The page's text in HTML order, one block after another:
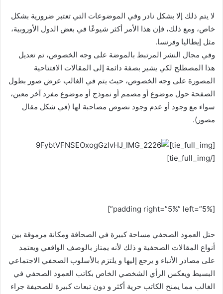
لا يتم ذلك إلا بشكل نادر وفي الموضوعات التي تعتبر ضرورية بشكل
خاص، ومع ذلك، فإن هذا الأمر أكثر شيوعًا في بعض الدول الأوروبية،
مثل إيطاليا وفرنسا.
وفي مجال النشر المرتبط بالموضة على وجه الخصوص، تم تعديل
هذا المصطلح لكي يشير بصفة دائمة إلى المقالات الافتتاحية
المصورة على وجه الخصوص، حيث يتم في الغالب عرض صور بطول
الصفحة حول موضوع أو مصمم أو نموذج أو موضوع مفرد آخر معين،
سواء مع وجود أو عدم وجود نصوص مصاحبة لها (في شكل مقال
مصور).
[tie_full_img]
[/tie_full_img]
[padding right=”5%” left=”5%”]
حتل العمود الصحفي مساحة كبيرة في الصحافة ومكانة مرموقة بين
أنواع المقالات الصحفية و ذلك لأنه يمتاز بالوصف الواقعي ويعتمد
على مصادر الأنباء و يرجع إليها و يلتزم بالأسلوب الصحفي الاجتماعي
البسيط ويعكس الرأي الشخصي الخاص بكاتب العمود الصحفي في
الغالب مما يمنح الكاتب حرية أكثر و دون تبعات كبيرة للصحيفة جراء